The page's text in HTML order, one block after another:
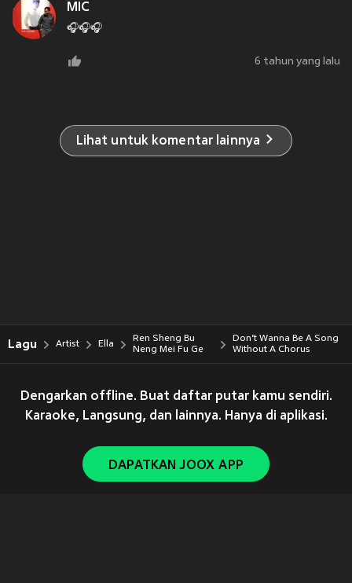
MIC
🎧🎧🎧
6 tahun yang lalu
Lihat untuk komentar lainnya
Lagu Artist Ella
Ren Sheng Bu
Neng Mei Fu Ge
Don’t Wanna Be A Song
Without A Chorus
Dengarkan offline. Buat daftar putar kamu sendiri.
Karaoke, Langsung, dan lainnya. Hanya di aplikasi.
DAPATKAN JOOX APP